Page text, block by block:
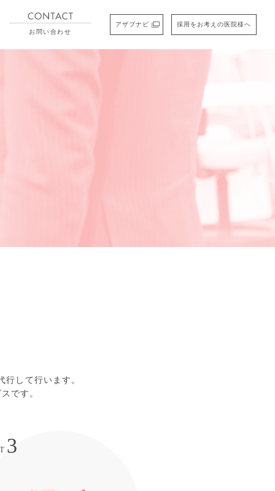
お問い合わせ
アザブナビ 採用をお考えの医院様へ
して行います。
です。